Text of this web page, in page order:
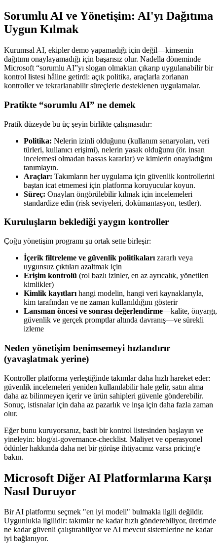
Sorumlu AI ve Yönetişim: AI'yı Dağıtıma
Uygun Kılmak
Kurumsal AI, ekipler demo yapamadığı için değil—kimsenin
dağıtımı onaylayamadığı için başarısız olur. Nadella döneminde
Microsoft “sorumlu AI”yı slogan olmaktan çıkarıp uygulanabilir bir
kontrol listesi hâline getirdi: açık politika, araçlarla zorlanan
kontroller ve tekrarlanabilir süreçlerle desteklenen uygulamalar.
Pratikte “sorumlu AI” ne demek
Pratik düzeyde bu üç şeyin birlikte çalışmasıdır:
Politika: Nelerin izinli olduğunu (kullanım senaryoları, veri
türleri, kullanıcı erişimi), nelerin yasak olduğunu (ör. insan
incelemesi olmadan hassas kararlar) ve kimlerin onayladığını
tanımlayın.
Araçlar: Takımların her uygulama için güvenlik kontrollerini
baştan icat etmemesi için platforma koruyucular koyun.
Süreç: Onayları öngörülebilir kılmak için incelemeleri
standardize edin (risk seviyeleri, dokümantasyon, testler).
Kuruluşların beklediği yaygın kontroller
Çoğu yönetişim programı şu ortak sette birleşir:
İçerik filtreleme ve güvenlik politikaları zararlı veya
uygunsuz çıktıları azaltmak için
Erişim kontrolü (rol bazlı izinler, en az ayrıcalık, yönetilen
kimlikler)
Kimlik kayıtları hangi modelin, hangi veri kaynaklarıyla,
kim tarafından ve ne zaman kullanıldığını gösterir
Lansman öncesi ve sonrası değerlendirme—kalite, önyargı,
güvenlik ve gerçek promptlar altında davranış—ve sürekli
izleme
Neden yönetişim benimsemeyi hızlandırır
(yavaşlatmak yerine)
Kontroller platforma yerleştiğinde takımlar daha hızlı hareket eder:
güvenlik incelemeleri yeniden kullanılabilir hale gelir, satın alma
daha az bilinmeyen içerir ve ürün sahipleri güvenle gönderebilir.
Sonuç, istisnalar için daha az pazarlık ve inşa için daha fazla zaman
olur.
Eğer bunu kuruyorsanız, basit bir kontrol listesinden başlayın ve
yineleyin: blog/ai-governance-checklist. Maliyet ve operasyonel
ödünler hakkında daha net bir görüşe ihtiyacınız varsa pricing'e
bakın.
Microsoft Diğer AI Platformlarına Karşı
Nasıl Duruyor
Bir AI platformu seçmek "en iyi modeli" bulmakla ilgili değildir.
Uygunlukla ilgilidir: takımlar ne kadar hızlı gönderebiliyor, üretimde
ne kadar güvenli çalıştırabiliyor ve AI mevcut sistemlerine ne kadar
iyi bağlanıyor.